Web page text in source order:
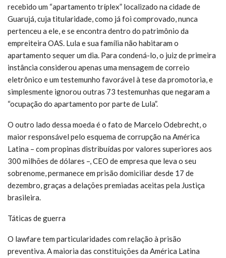
recebido um “apartamento tríplex” localizado na cidade de
Guarujá, cuja titularidade, como já foi comprovado, nunca
pertenceu a ele, e se encontra dentro do patrimônio da
empreiteira OAS. Lula e sua família não habitaram o
apartamento sequer um dia. Para condená-lo, o juiz de primeira
instância considerou apenas uma mensagem de correio
eletrônico e um testemunho favorável à tese da promotoria, e
simplesmente ignorou outras 73 testemunhas que negaram a
“ocupação do apartamento por parte de Lula”.
O outro lado dessa moeda é o fato de Marcelo Odebrecht, o
maior responsável pelo esquema de corrupção na América
Latina – com propinas distribuídas por valores superiores aos
300 milhões de dólares –, CEO de empresa que leva o seu
sobrenome, permanece em prisão domiciliar desde 17 de
dezembro, graças a delações premiadas aceitas pela Justiça
brasileira.
Táticas de guerra
O lawfare tem particularidades com relação à prisão
preventiva. A maioria das constituições da América Latina